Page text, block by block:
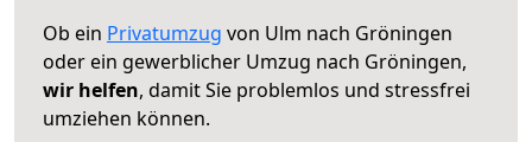
Ob ein Privatumzug von Ulm nach Gröningen
oder ein gewerblicher Umzug nach Gröningen,
wir helfen, damit Sie problemlos und stressfrei
umziehen können.